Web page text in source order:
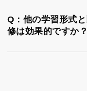
Q：他の学習形式
修は効果的ですか？